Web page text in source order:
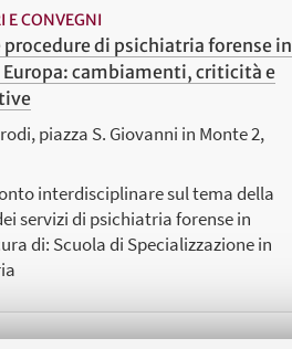
E CONVEGNI
procedure di psichiatria forense in
Europa: cambiamenti, criticità e
piazza S. Giovanni in Monte 2,
interdisciplinare sul tema della
servizi di psichiatria forense in
di: Scuola di Specializzazione in